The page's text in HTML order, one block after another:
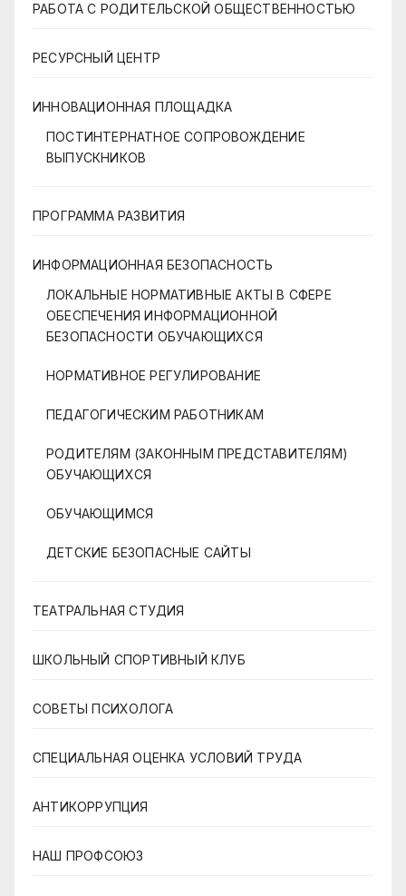
РАБОТА С РОДИТЕЛЬСКОЙ ОБЩЕСТВЕННОСТЬЮ
РЕСУРСНЫЙ ЦЕНТР
ИННОВАЦИОННАЯ ПЛОЩАДКА
ПОСТИНТЕРНАТНОЕ СОПРОВОЖДЕНИЕ
ВЫПУСКНИКОВ
ПРОГРАММА РАЗВИТИЯ
ИНФОРМАЦИОННАЯ БЕЗОПАСНОСТЬ
ЛОКАЛЬНЫЕ НОРМАТИВНЫЕ АКТЫ В СФЕРЕ
ОБЕСПЕЧЕНИЯ ИНФОРМАЦИОННОЙ
БЕЗОПАСНОСТИ ОБУЧАЮЩИХСЯ
НОРМАТИВНОЕ РЕГУЛИРОВАНИЕ
ПЕДАГОГИЧЕСКИМ РАБОТНИКАМ
РОДИТЕЛЯМ (ЗАКОННЫМ ПРЕДСТАВИТЕЛЯМ)
ОБУЧАЮЩИХСЯ
ОБУЧАЮЩИМСЯ
ДЕТСКИЕ БЕЗОПАСНЫЕ САЙТЫ
ТЕАТРАЛЬНАЯ СТУДИЯ
ШКОЛЬНЫЙ СПОРТИВНЫЙ КЛУБ
СОВЕТЫ ПСИХОЛОГА
СПЕЦИАЛЬНАЯ ОЦЕНКА УСЛОВИЙ ТРУДА
АНТИКОРРУПЦИЯ
НАШ ПРОФСОЮЗ